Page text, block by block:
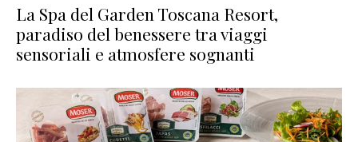
La Spa del Garden Toscana Resort,
paradiso del benessere tra viaggi
sensoriali e atmosfere sognanti